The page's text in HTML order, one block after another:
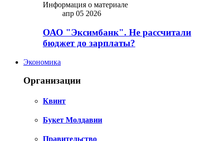
Информация о материале
апр 05 2026
ОАО "Эксимбанк". Не рассчитали
бюджет до зарплаты?
Экономика
Организации
Квинт
Букет Молдавии
Правительство